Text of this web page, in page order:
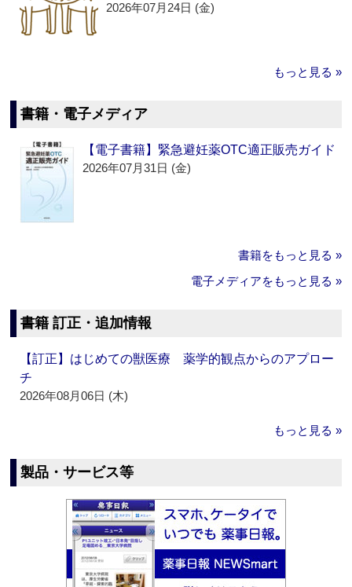
2026年07月24日 (金)
もっと見る »
書籍・電子メディア
【電子書籍】緊急避妊薬OTC適正販売ガイド
2026年07月31日 (金)
書籍をもっと見る »
電子メディアをもっと見る »
書籍 訂正・追加情報
【訂正】はじめての獣医療 薬学的観点からのアプロー
チ
2026年08月06日 (木)
もっと見る »
製品・サービス等